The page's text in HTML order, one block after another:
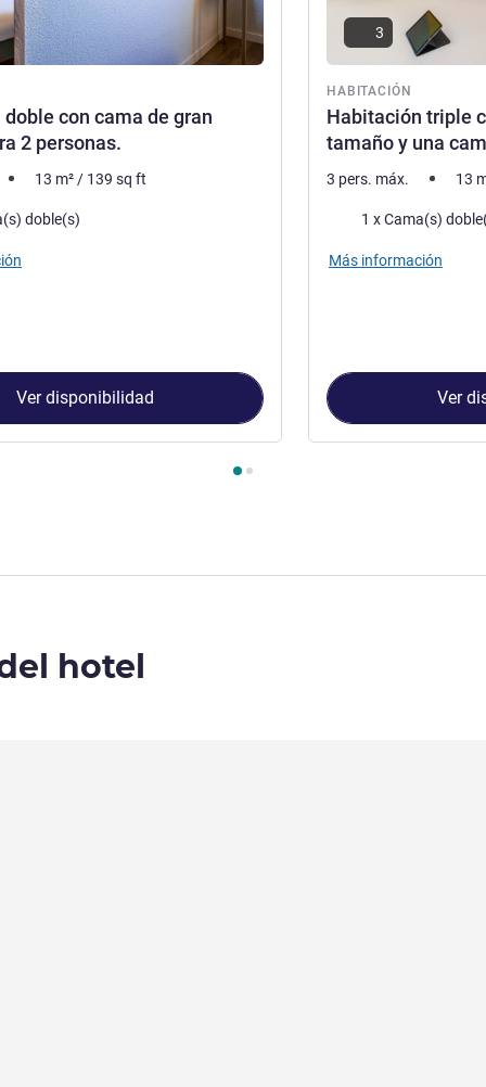
con cama de gran
2 personas.
13 m² / 139 sq ft
doble(s)
Ver disponibilidad
HABITACIÓN
Habitación triple
tamaño y una
3
3 pers. máx. 13
Ropa de cama
1 x Cama(s)
Más información
Ver
hotel